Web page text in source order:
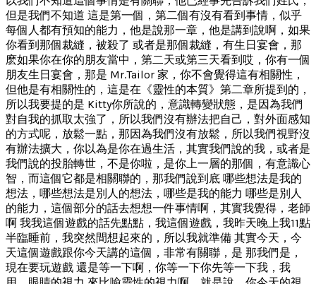
但是我們不知道 這是第一個，第二個有沒有看到事情，似乎
每個人都有預知的能力，他是說那一章，他是講到說啊，如果
你看到那個裁縫，被殺了 或者是那個裁縫，有生日宴會，那
麽如果你在你的朋友當中，第二天或第三天看到哎，你有一個
朋友生日宴會，那是 Mr.Tailor 家，你不會覺得這有相關性，
但他是有相關性的，這是在《靈性的本質》第二章所提到的，
所以我要提的是 Kitty你所說的，意識轉變狀態，是因為我們
對自我的抓取太強了，所以我們沒有辦法把自己，對外面感知
的方式呢，放鬆一點，那因為我們沒有放鬆，所以我們視野沒
有辦法擴大，你以為是你在過生活，其實我們說的我，或者是
我們說的投胎轉世，不是你啦，是你上一層的那個，有意識心
智，而這個它都是相關聯的，那我們說到底 哪些想法是我的
想法，哪些想法是別人的想法，哪些是我的能力 哪些是別人
的能力，這個部分的話去想想一件事情啊，其實我覺得，老師
啊 我我這個遊戲的話先點點，我這個遊戲，我昨天晚上我11點
半臨睡前，我突然間想起來的，所以我就準備 其實今天，今
天這個遊戲跟你今天講的這個，非常有關聯，是 那我們是，
現在要玩遊戲 還是等一下啊，你等一下你先等一下我，我